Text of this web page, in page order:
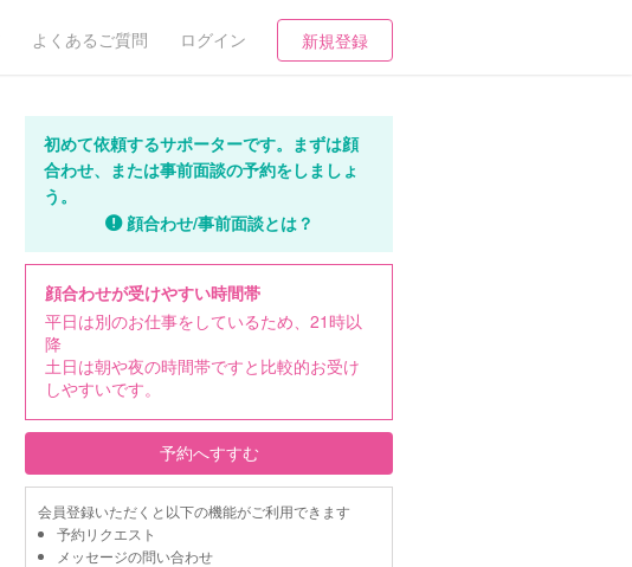
よくあるご質問 ログイン 新規登録
初めて依頼するサポーターです。まずは顔
合わせ、または事前面談の予約をしましょ
う。
顔合わせ/事前面談とは？
顔合わせが受けやすい時間帯
平日は別のお仕事をしているため、21時以
降
土日は朝や夜の時間帯ですと比較的お受け
しやすいです。
予約へすすむ
会員登録いただくと以下の機能がご利用できます
予約リクエスト
メッセージの問い合わせ